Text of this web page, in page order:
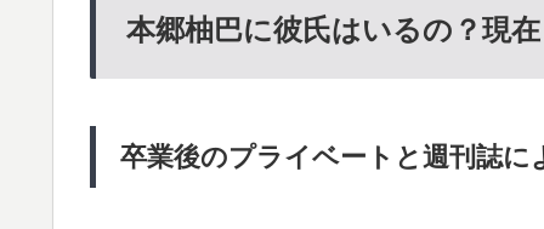
本郷柚巴に彼氏はいるの？現
卒業後のプライベートと週刊誌に